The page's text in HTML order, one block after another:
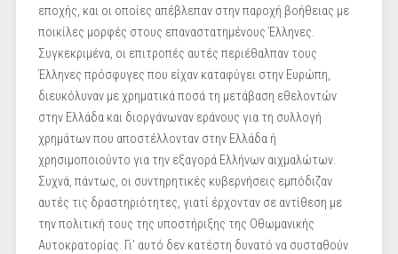
εποχής, και οι οποίες απέβλεπαν στην παροχή βοήθειας με
ποικίλες μορφές στους επαναστατημένους Έλληνες.
Συγκεκριμένα, οι επιτροπές αυτές περιέθαλπαν τους
Έλληνες πρόσφυγες που είχαν καταφύγει στην Ευρώπη,
διευκόλυναν με χρηματικά ποσά τη μετάβαση εθελοντών
στην Ελλάδα και διοργάνωναν εράνους για τη συλλογή
χρημάτων που αποστέλλονταν στην Ελλάδα ή
χρησιμοποιούντο για την εξαγορά Ελλήνων αιχμαλώτων.
Συχνά, πάντως, οι συντηρητικές κυβερνήσεις εμπόδιζαν
αυτές τις δραστηριότητες, γιατί έρχονταν σε αντίθεση με
την πολιτική τους της υποστήριξης της Οθωμανικής
Αυτοκρατορίας. Γι’ αυτό δεν κατέστη δυνατό να συσταθούν